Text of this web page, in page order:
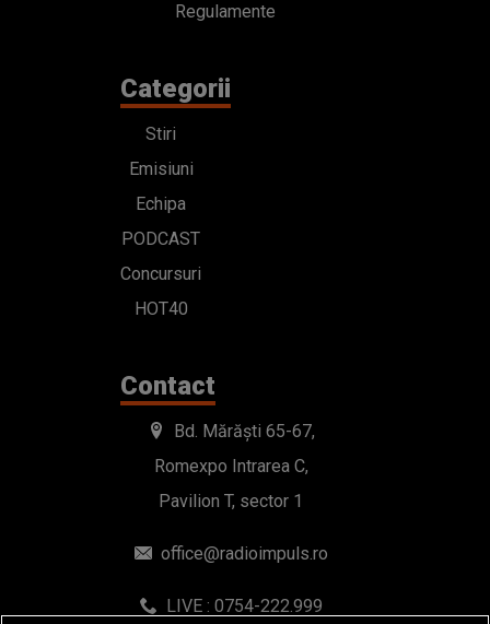
Regulamente
Categorii
Stiri
Emisiuni
Echipa
PODCAST
Concursuri
HOT40
Contact
Bd. Mărăști 65-67,
Romexpo Intrarea C,
Pavilion T, sector 1
office@radioimpuls.ro
LIVE : 0754-222.999